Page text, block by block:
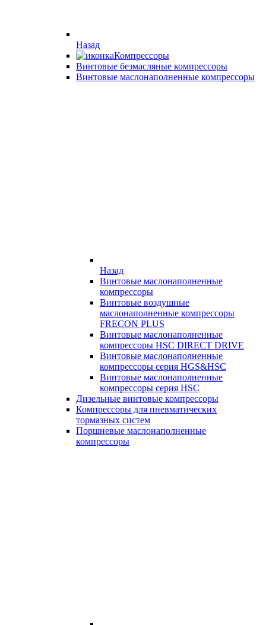
Назад
Компрессоры
Винтовые безмасляные компрессоры
Винтовые маслонаполненные компрессоры
Назад
Винтовые маслонаполненные
компрессоры
Винтовые воздушные
маслонаполненные компрессоры
FRECON PLUS
Винтовые маслонаполненные
компрессоры HSC DIRECT DRIVE
Винтовые маслонаполненные
компрессоры серия HGS&HSC
Винтовые маслонаполненные
компрессоры серия HSC
Дизельные винтовые компрессоры
Компрессоры для пневматических
тормазных систем
Поршневые маслонаполненные
компрессоры